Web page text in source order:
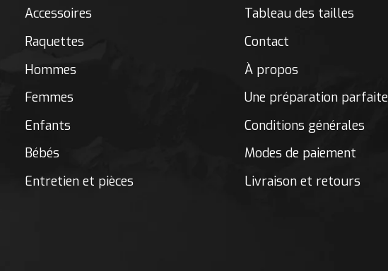
Accessoires
Raquettes
Hommes
Femmes
Enfants
Bébés
Entretien et pièces
Tableau des tailles
Contact
À propos
Une préparation parfaite
Conditions générales
Modes de paiement
Livraison et retours